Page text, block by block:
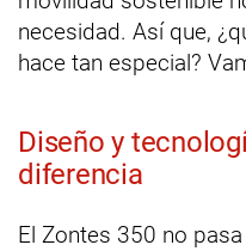
necesidad. Así que,
hace tan especial?
Diseño y
diferencia
El Zontes 350 no